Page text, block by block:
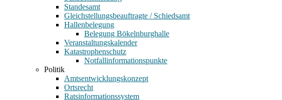
Standesamt
Gleichstellungsbeauftragte / Schiedsamt
Hallenbelegung
Belegung Bökelnburghalle
Veranstaltungskalender
Katastrophenschutz
Notfallinformationspunkte
Politik
Amtsentwicklungskonzept
Ortsrecht
Ratsinformationssystem